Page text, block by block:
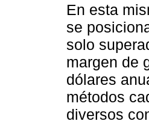
En esta
se
solo
margen de
dólares
métodos
diversos